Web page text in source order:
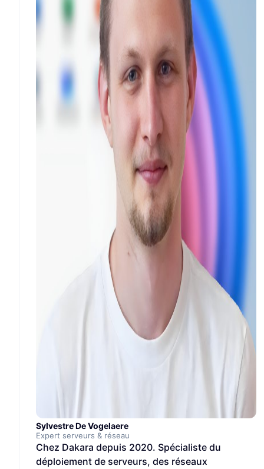
Sylvestre De Vogelaere
Expert serveurs & réseau
Chez Dakara depuis 2020. Spécialiste du
déploiement de serveurs, des réseaux